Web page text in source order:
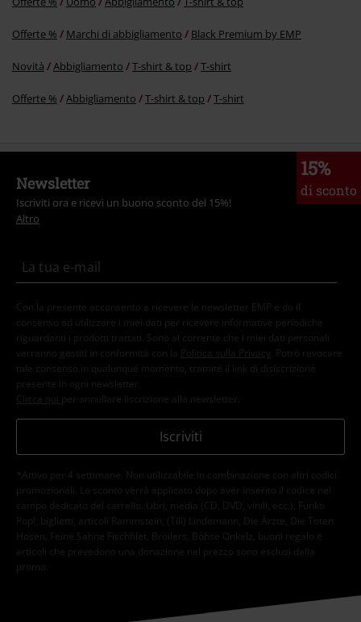
Offerte % Marchi di abbigliamento Black Premium by EMP
Novità Abbigliamento T-shirt & top T-shirt
Offerte % Abbigliamento T-shirt & top T-shirt
15%
di sconto
Newsletter
Iscriviti ora e ricevi un buono sconto del 15%!
Altro
Con la presente acconsento a ricevere le newsletter EMP e do il
consenso ad utilizzare i miei dati per ricevere informative periodiche
riguardanti i prodotti trattati. Sono al corrente che i miei dati personali
verranno gestiti in conformità con la
Politica sulla Privacy
. Potrò revocare
tale consenso in qualunque momento, tramite il link di disiscrizione
presente in ogni newsletter.
Clicca qui per annullare liscrizione alla newsletter.
Iscriviti
*Attivo per 4 settimane. Non utilizzabile in combinazione con altri codici
promozionali. Lo sconto verrà applicato dopo aver inserito il codice nel
campo dedicato del carrello. Libri, media (CD, DVD, vinili, ecc.), Funko
Pop!, biglietti, articoli Rammstein, (Till) Lindemann, Die Ärzte, Die Toten
Hosen, Feine Sahne Fischfilet, Broilers, Böhse Onkelz, buoni regalo e
articoli che prevedono una donazione nel prezzo sono esclusi dalla
promo.